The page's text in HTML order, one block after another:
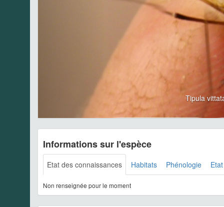
Tipula
Informations sur l'espèce
Etat des connaissances Habitats Phénologie
Non renseignée pour le moment